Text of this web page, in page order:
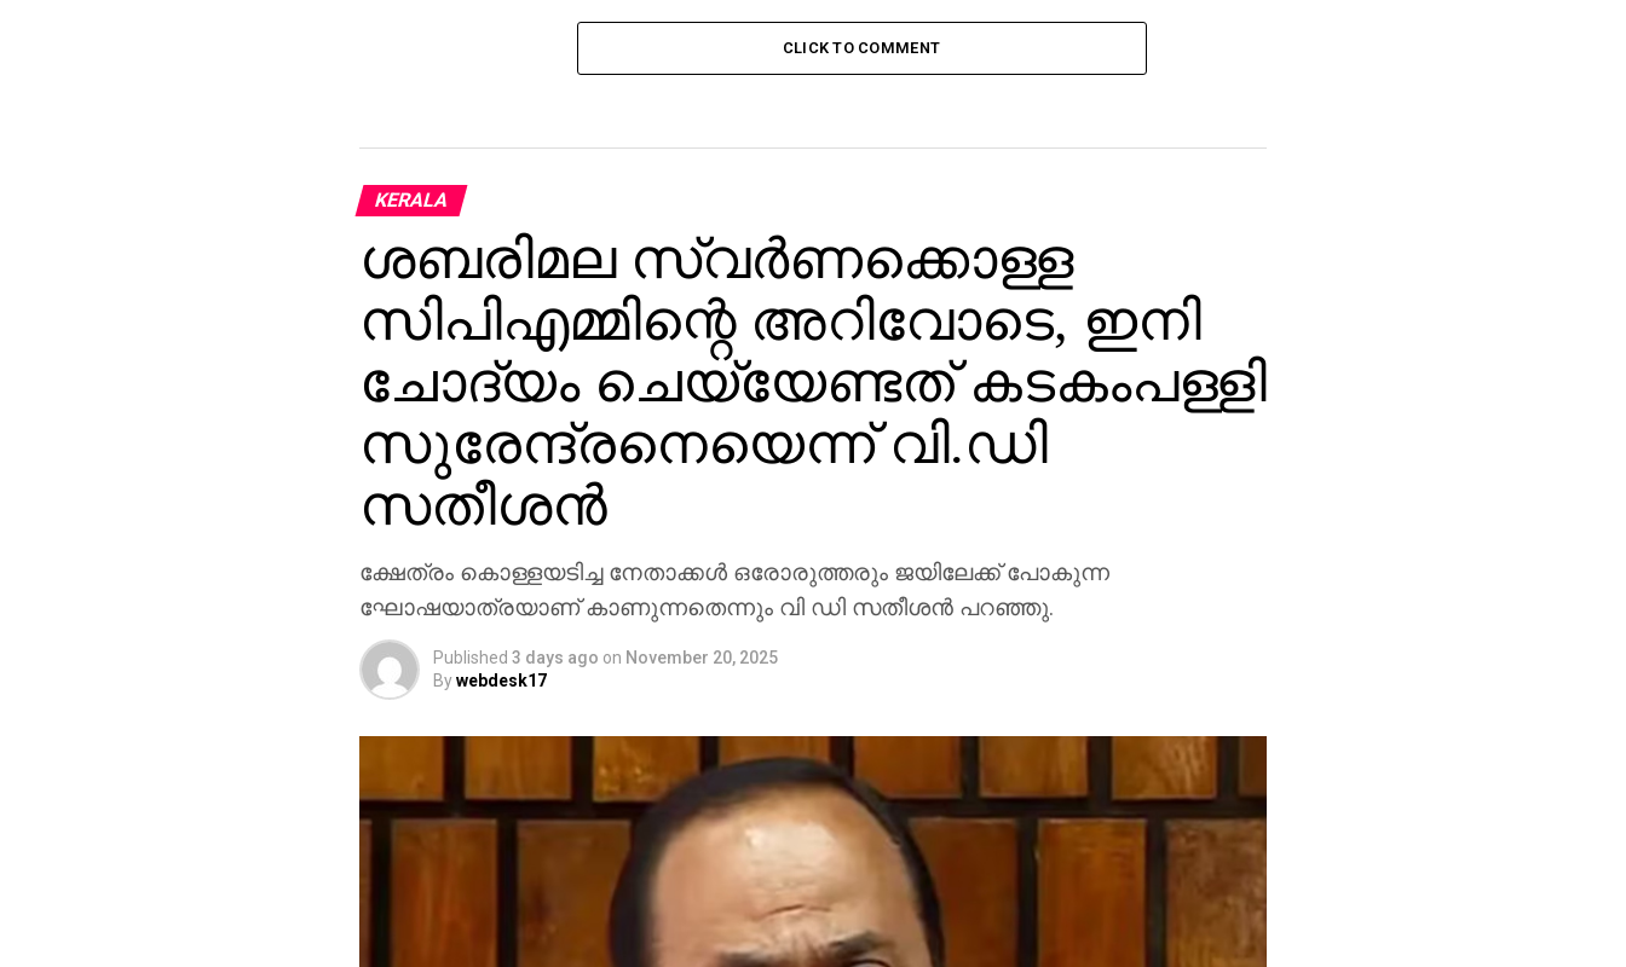
CLICK TO COMMENT
KERALA
ശബരിമല സ്വര്‍ണക്കൊള്ള
സിപിഎമ്മിന്റെ അറിവോടെ, ഇനി
ചോദ്യം ചെയ്യേണ്ടത് കടകംപള്ളി
സുരേന്ദ്രനെയെന്ന് വി.ഡി
സതീശന്‍
ക്ഷേത്രം കൊള്ളയടിച്ച നേതാക്കള്‍ ഒരോരുത്തരും ജയിലേക്ക് പോകുന്ന
ഘോഷയാത്രയാണ് കാണുന്നതെന്നും വി ഡി സതീശന്‍ പറഞ്ഞു.
Published 3 days ago on November 20, 2025
Bywebdesk17